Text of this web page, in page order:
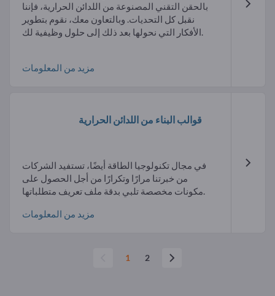
بالحقن التقني المصنوعة من اللدائن الحرارية، فإننا
نقبل كل التحديات. وبالتعاون معك، نقوم بتطوير
الأفكار التي نحولها بعد ذلك إلى حلول وظيفية لك.
مزيد من المعلومات
قوالب البناء من اللدائن الحرارية
في مجال تكنولوجيا الطاقة أيضًا، تستفيد الشركات
من خبرتنا مرارًا وتكرارًا من أجل الحصول على
مكونات مخصصة تلبي بدقة ملف تعريف متطلباتها.
مزيد من المعلومات
1 2